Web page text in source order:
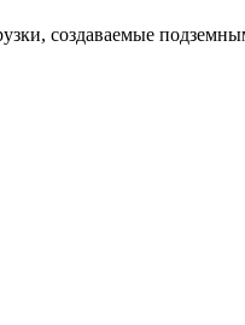
создаваемые